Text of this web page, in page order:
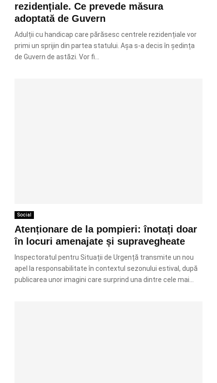
rezidențiale. Ce prevede măsura
adoptată de Guvern
Adulții cu handicap care părăsesc centrele rezidențiale vor
primi un sprijin din partea statului. Așa s-a decis în ședința
de Guvern de astăzi. Vor fi...
Social
Atenționare de la pompieri: înotați doar
în locuri amenajate și supravegheate
Inspectoratul pentru Situații de Urgență transmite un nou
apel la responsabilitate în contextul sezonului estival, după
publicarea unor imagini care surprind una dintre cele mai...